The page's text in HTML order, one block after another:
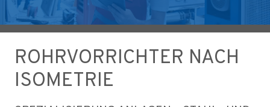
ROHRVORRICHTER NACH
ISOMETRIE